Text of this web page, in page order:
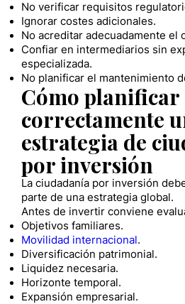
No verificar requisitos
Ignorar costes adicionales.
No acreditar adecuadamente el
Confiar en intermediarios sin
especializada.
No planificar el mantenimiento
Cómo planificar
correctamente
estrategia de
por inversión
La ciudadanía por inversión
parte de una estrategia global.
Antes de invertir conviene
Objetivos familiares.
Movilidad internacional.
Diversificación patrimonial.
Liquidez necesaria.
Horizonte temporal.
Expansión empresarial.